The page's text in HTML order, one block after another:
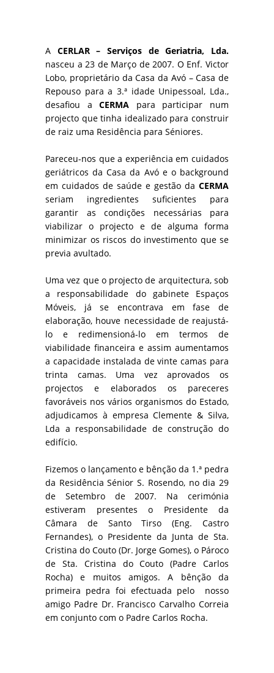
A CERLAR – Serviços de Geriatria, Lda.
nasceu a 23 de Março de 2007. O Enf. Victor
Lobo, proprietário da Casa da Avó – Casa de
Repouso para a 3.ª idade Unipessoal, Lda.,
desafiou aCERMA para participar num
projecto que tinha idealizado para construir
de raiz uma Residência para Séniores.
Pareceu-nos que a experiência em cuidados
geriátricos da Casa da Avó e o background
em cuidados de saúde e gestão da CERMA
seriam ingredientes suficientes para
garantir as condições necessárias para
viabilizar o projecto e de alguma forma
minimizar os riscos do investimento que se
previa avultado.
Uma vez que o projecto de arquitectura, sob
a responsabilidade do gabinete Espaços
Móveis, já se encontrava em fase de
elaboração, houve necessidade de reajustá-
lo e redimensioná-lo em termos de
viabilidade financeira e assim aumentamos
a capacidade instalada de vinte camas para
trinta camas. Uma vez aprovados os
projectos e elaborados os pareceres
favoráveis nos vários organismos do Estado,
adjudicamos à empresa Clemente & Silva,
Lda a responsabilidade de construção do
edifício.
Fizemos o lançamento e bênção da 1.ª pedra
da Residência Sénior S. Rosendo, no dia 29
de Setembro de 2007. Na cerimónia
estiveram presentes o Presidente da
Câmara de Santo Tirso (Eng. Castro
Fernandes), o Presidente da Junta de Sta.
Cristina do Couto (Dr. Jorge Gomes), o Pároco
de Sta. Cristina do Couto (Padre Carlos
Rocha) e muitos amigos. A bênção da
primeira pedra foi efectuada pelo nosso
amigo Padre Dr. Francisco Carvalho Correia
em conjunto com o Padre Carlos Rocha.